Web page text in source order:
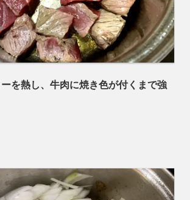
を熱し、牛肉に焼き色が付くまで強